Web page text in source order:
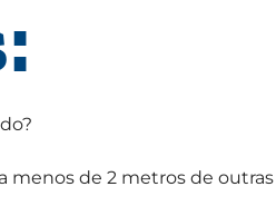
menos de 2 metros de outras